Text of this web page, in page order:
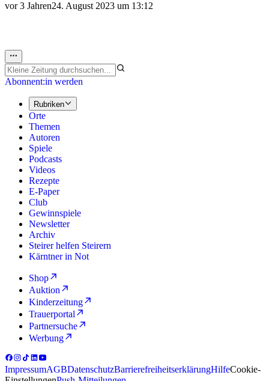
vor 3 Jahren24. August 2023 um 13:12
Abonnent:in werden
Rubriken
Orte
Themen
Autoren
Spiele
Podcasts
Videos
Rezepte
E-Paper
Club
Gewinnspiele
Newsletter
Archiv
Steirer helfen Steirern
Kärntner in Not
Shop
Auktion
Kinderzeitung
Trauerportal
Partnersuche
Werbung
ImpressumAGBDatenschutzBarrierefreiheitserklärungHilfeCookie-